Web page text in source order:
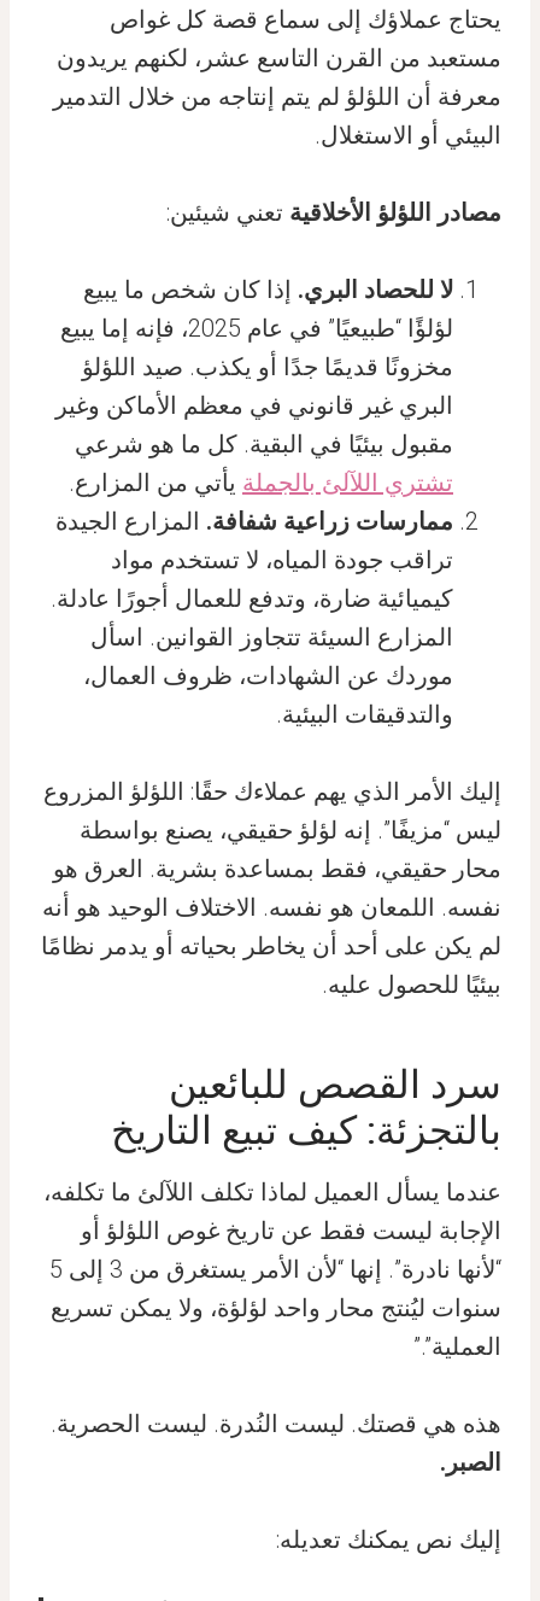
يحتاج عملاؤك إلى سماع قصة كل غواص
مستعبد من القرن التاسع عشر، لكنهم يريدون
معرفة أن اللؤلؤ لم يتم إنتاجه من خلال التدمير
البيئي أو الاستغلال.
مصادر اللؤلؤ الأخلاقية تعني شيئين:
لا للحصاد البري. إذا كان شخص ما يبيع
لؤلؤًا “طبيعيًا” في عام 2025، فإنه إما يبيع
مخزونًا قديمًا جدًا أو يكذب. صيد اللؤلؤ
البري غير قانوني في معظم الأماكن وغير
مقبول بيئيًا في البقية. كل ما هو شرعي
تشتري اللآلئ بالجملة يأتي من المزارع.
ممارسات زراعية شفافة. المزارع الجيدة
تراقب جودة المياه، لا تستخدم مواد
كيميائية ضارة، وتدفع للعمال أجورًا عادلة.
المزارع السيئة تتجاوز القوانين. اسأل
موردك عن الشهادات، ظروف العمال،
والتدقيقات البيئية.
إليك الأمر الذي يهم عملاءك حقًا: اللؤلؤ المزروع
ليس “مزيفًا”. إنه لؤلؤ حقيقي، يصنع بواسطة
محار حقيقي، فقط بمساعدة بشرية. العرق هو
نفسه. اللمعان هو نفسه. الاختلاف الوحيد هو أنه
لم يكن على أحد أن يخاطر بحياته أو يدمر نظامًا
بيئيًا للحصول عليه.
سرد القصص للبائعين
بالتجزئة: كيف تبيع التاريخ
عندما يسأل العميل لماذا تكلف اللآلئ ما تكلفه،
الإجابة ليست فقط عن تاريخ غوص اللؤلؤ أو
“لأنها نادرة”. إنها “لأن الأمر يستغرق من 3 إلى 5
سنوات ليُنتج محار واحد لؤلؤة، ولا يمكن تسريع
العملية”.”
هذه هي قصتك. ليست النُدرة. ليست الحصرية.
الصبر.
إليك نص يمكنك تعديله: